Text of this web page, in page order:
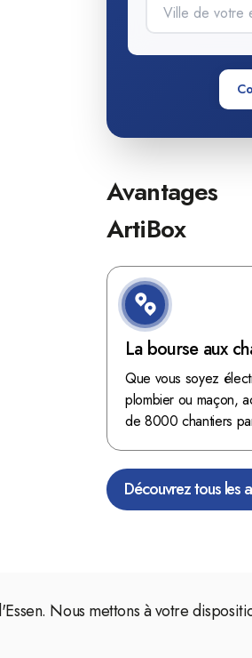
Avantages
ArtiBox
La bourse aux
d'ArtiBox
mine d'or !
Que vous soyez
plombier ou maçon,
de 8000 chantiers
Découvrez tous les
Nous mettons à votre